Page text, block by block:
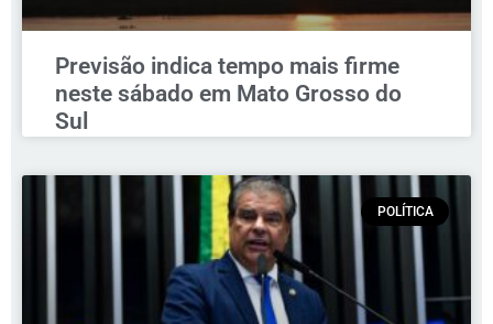
Previsão indica tempo mais firme
neste sábado em Mato Grosso do
Sul
POLÍTICA